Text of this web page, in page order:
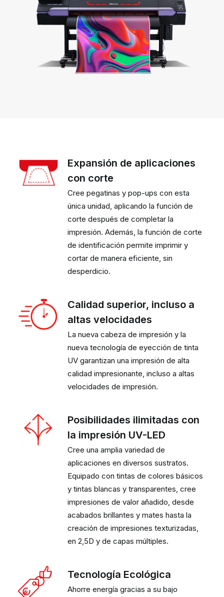
Expansión de aplicaciones
con corte
Cree pegatinas y pop-ups con esta
única unidad, aplicando la función de
corte después de completar la
impresión. Además, la función de corte
de identificación permite imprimir y
cortar de manera eficiente, sin
desperdicio.
Calidad superior, incluso a
altas velocidades
La nueva cabeza de impresión y la
nueva tecnología de eyección de tinta
UV garantizan una impresión de alta
calidad impresionante, incluso a altas
velocidades de impresión.
Posibilidades ilimitadas con
la impresión UV-LED
Cree una amplia variedad de
aplicaciones en diversos sustratos.
Equipado con tintas de colores básicos
y tintas blancas y transparentes, cree
impresiones de valor añadido, desde
acabados brillantes y mates hasta la
creación de impresiones texturizadas,
en 2,5D y de capas múltiples.
Tecnología Ecológica
Ahorre energía gracias a su bajo